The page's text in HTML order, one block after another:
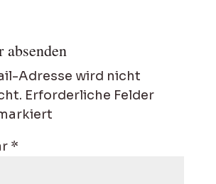
absenden
Adresse wird nicht
Erforderliche Felder
*